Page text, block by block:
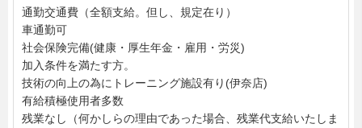
通勤交通費（全額支給。但し、規定在り）
車通勤可
社会保険完備(健康・厚生年金・雇用・労災)
加入条件を満たす方。
技術の向上の為にトレーニング施設有り(伊奈店)
有給積極使用者多数
残業なし（何かしらの理由であった場合、残業代支給いたしま